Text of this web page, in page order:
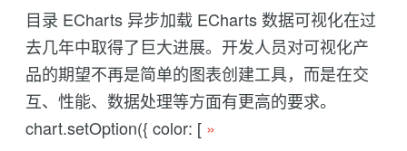
目录 ECharts 异步加载 ECharts 数据可视化在过
去几年中取得了巨大进展。开发人员对可视化产
品的期望不再是简单的图表创建工具，而是在交
互、性能、数据处理等方面有更高的要求。
chart.setOption({ color: [ »